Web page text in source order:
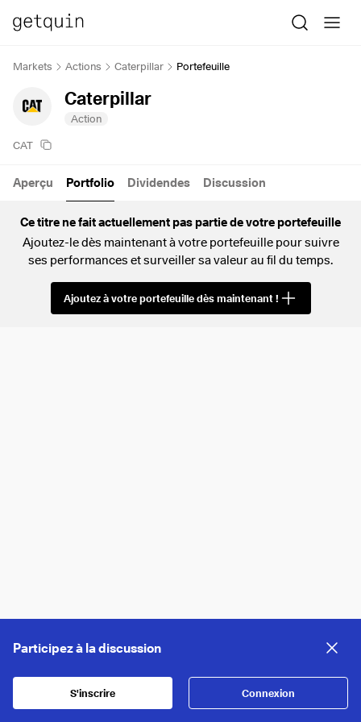
Markets Actions Caterpillar Portefeuille
Caterpillar
Action
CAT
Aperçu Portfolio Dividendes Discussion
Ce titre ne fait actuellement pas partie de votre portefeuille
Ajoutez-le dès maintenant à votre portefeuille pour suivre
ses performances et surveiller sa valeur au fil du temps.
Ajoutez à votre portefeuille dès maintenant !
Participez à la discussion
S'inscrire Connexion